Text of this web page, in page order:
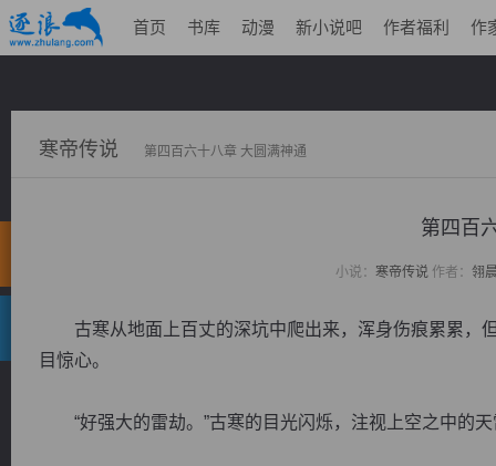
首页 书库 动漫 新小说吧 作者福利 作
寒帝传说 第四百六十八章 大圆满神通
第四百
小说： 寒帝传说作者： 翎
古寒从地面上百丈的深坑中爬出来，浑身伤痕累累，
目惊心。
“好强大的雷劫。”古寒的目光闪烁，注视上空之中的